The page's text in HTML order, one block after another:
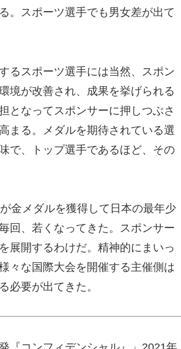
。スポーツ選手でも男女差が出て
るスポーツ選手には当然、スポン
境が改善され、成果を挙げられる
となってスポンサーに押しつぶさ
まる。メダルを期待されている選
で、トップ選手であるほど、その
金メダルを獲得して日本の最年少
回、若くなってきた。スポンサー
展開するわけだ。精神的にまいっ
々な国際大会を開催する主催側は
必要が出てきた。